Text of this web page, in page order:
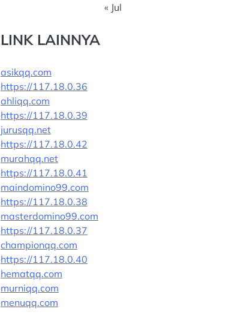
« Jul
LINK LAINNYA
asikqq.com
https://117.18.0.36
ahliqq.com
https://117.18.0.39
jurusqq.net
https://117.18.0.42
murahqq.net
https://117.18.0.41
maindomino99.com
https://117.18.0.38
masterdomino99.com
https://117.18.0.37
championqq.com
https://117.18.0.40
hematqq.com
murniqq.com
menuqq.com